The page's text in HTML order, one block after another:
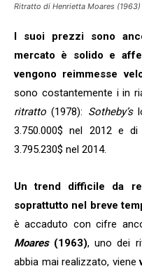
Ritratto di Henrietta Moares
I suoi prezzi sono
mercato è solido e
vengono reimmesse
sono costantemente i in
ritratto (1978): Sotheby’s
3.750.000$ nel 2012 e di
3.795.230$ nel 2014.
Un trend difficile da
soprattutto nel breve
è accaduto con cifre
Moares(1963), uno dei
abbia mai realizzato, viene